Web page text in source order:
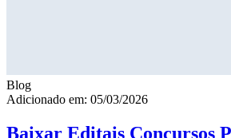
Blog
Adicionado em: 05/03/2026
Baixar Editais Concursos